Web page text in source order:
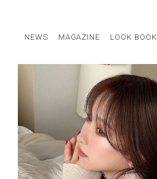
NEWS MAGAZINE LOOK BOOK